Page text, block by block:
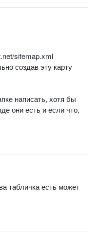
sitemap.xml
создав эту карту
написать, хотя бы
они есть и если что,
табличка есть может